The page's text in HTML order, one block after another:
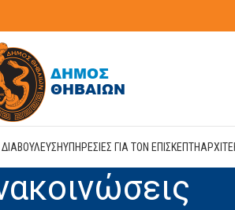
ΥΠΗΡΕΣΙΕΣ ΓΙΑ ΤΟΝ ΕΠΙΣΚΕΠΤΗ